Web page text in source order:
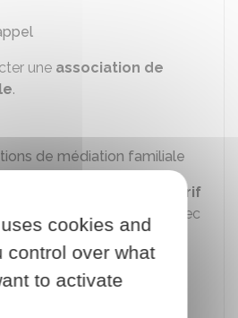
une association de
.
de médiation familiale
d'un
médiateur au tarif
devez prendre contact avec
cookies and
control over what
to activate